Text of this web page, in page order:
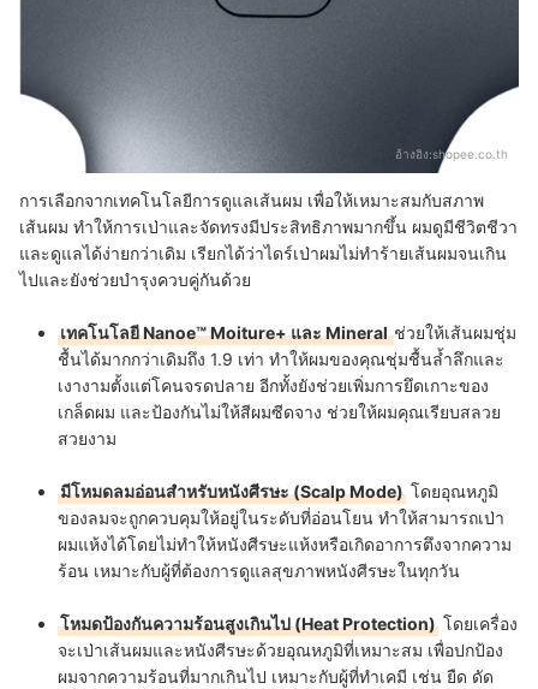
อ้างอิง:shopee.co.th
การเลือกจากเทคโนโลยีการดูแลเส้นผม เพื่อให้เหมาะสมกับสภาพ
เส้นผม ทำให้การเป่าและจัดทรงมีประสิทธิภาพมากขึ้น ผมดูมีชีวิตชีวา
และดูแลได้ง่ายกว่าเดิม เรียกได้ว่าไดร์เป่าผมไม่ทำร้ายเส้นผมจนเกิน
ไปและยังช่วยบำรุงควบคู่กันด้วย
เทคโนโลยี Nanoe™ Moiture+ และ Mineralช่วยให้เส้นผมชุ่ม
ชื้นได้มากกว่าเดิมถึง 1.9 เท่า ทำให้ผมของคุณชุ่มชื้นล้ำลึกและ
เงางามตั้งแต่โคนจรดปลาย อีกทั้งยังช่วยเพิ่มการยึดเกาะของ
เกล็ดผม และป้องกันไม่ให้สีผมซีดจาง ช่วยให้ผมคุณเรียบสลวย
สวยงาม
มีโหมดลมอ่อนสำหรับหนังศีรษะ (Scalp Mode) โดยอุณหภูมิ
ของลมจะถูกควบคุมให้อยู่ในระดับที่อ่อนโยน ทำให้สามารถเป่า
ผมแห้งได้โดยไม่ทำให้หนังศีรษะแห้งหรือเกิดอาการตึงจากความ
ร้อน เหมาะกับผู้ที่ต้องการดูแลสุขภาพหนังศีรษะในทุกวัน
โหมดป้องกันความร้อนสูงเกินไป (Heat Protection) โดยเครื่อง
จะเป่าเส้นผมและหนังศีรษะด้วยอุณหภูมิที่เหมาะสม เพื่อปกป้อง
ผมจากความร้อนที่มากเกินไป เหมาะกับผู้ที่ทำเคมี เช่น ยืด ดัด